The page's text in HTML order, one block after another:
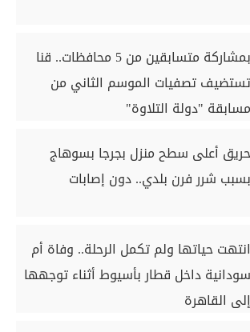
بمشاركة متسابقين من 5 محافظات.. قنا
تستضيف تصفيات الموسم الثاني من
مسابقة "دولة التلاوة"
حريق أعلى سطح منزل بجرجا بسوهاج
بسبب شرر فرن بلدي.. دون إصابات
انتهت حياتها ولم تكمل الرحلة.. وفاة أم
سودانية داخل قطار بأسيوط أثناء توجهها
إلى القاهرة